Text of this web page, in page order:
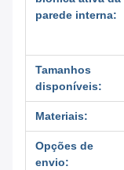
parede interna:
Tamanhos
disponíveis:
Materiais:
Opções de
envio: